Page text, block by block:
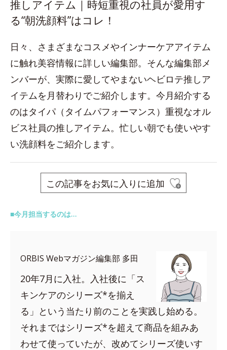
推しアイテム｜時短重視の社員が愛用す
る“朝洗顔料”はコレ！
日々、さまざまなコスメやインナーケアアイテム
に触れ美容情報に詳しい編集部。そんな編集部メ
ンバーが、実際に愛してやまないヘビロテ推しア
イテムを月替わりでご紹介します。今月紹介する
のはタイパ（タイムパフォーマンス）重視なオル
ビス社員の推しアイテム。忙しい朝でも使いやす
い洗顔料をご紹介します。
この記事をお気に入りに追加
■今月担当するのは…
ORBIS Webマガジン編集部 多田
20年7月に入社。入社後に「ス
キンケアのシリーズ*を揃え
る」という当たり前のことを実践し始める。
それまではシリーズ*を超えて商品を組みあ
わせて使っていたが、改めてシリーズ使いす